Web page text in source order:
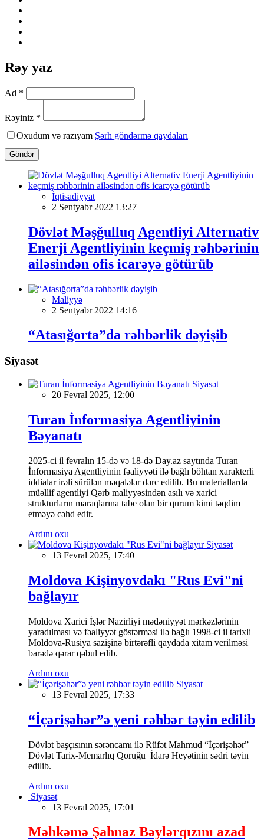
Rəy yaz
Ad *
Rəyiniz *
Oxudum və razıyam Şərh göndərmə qaydaları
Göndər
İqtisadiyyat
2 Sentyabr 2022 13:27
Dövlət Məşğulluq Agentliyi Alternativ
Enerji Agentliyinin keçmiş rəhbərinin
ailəsindən ofis icarəyə götürüb
Maliyyə
2 Sentyabr 2022 14:16
“Atasığorta”da rəhbərlik dəyişib
Siyasət
Siyasət
20 Fevral 2025, 12:00
Turan İnformasiya Agentliyinin
Bəyanatı
2025-ci il fevralın 15-də və 18-də Day.az saytında Turan
İnformasiya Agentliyinin fəaliyyəti ilə bağlı böhtan xarakterli
iddialar irəli sürülən məqalələr dərc edilib. Bu materiallarda
müəllif agentliyi Qərb maliyyəsindən asılı və xarici
strukturların maraqlarına tabe olan bir qurum kimi təqdim
etməyə cəhd edir.
Ardını oxu
Siyasət
13 Fevral 2025, 17:40
Moldova Kişinyovdakı "Rus Evi"ni
bağlayır
Moldova Xarici İşlər Nazirliyi mədəniyyət mərkəzlərinin
yaradılması və fəaliyyət göstərməsi ilə bağlı 1998-ci il tarixli
Moldova-Rusiya sazişinə birtərəfli qaydada xitam verilməsi
barədə qərar qəbul edib.
Ardını oxu
Siyasət
13 Fevral 2025, 17:33
“İçərişəhər”ə yeni rəhbər təyin edilib
Dövlət başçısının sərəncamı ilə Rüfət Mahmud “İçərişəhər”
Dövlət Tarix-Memarlıq Qoruğu İdarə Heyətinin sədri təyin
edilib.
Ardını oxu
Siyasət
13 Fevral 2025, 17:01
Məhkəmə Şahnaz Bəylərqızını azad